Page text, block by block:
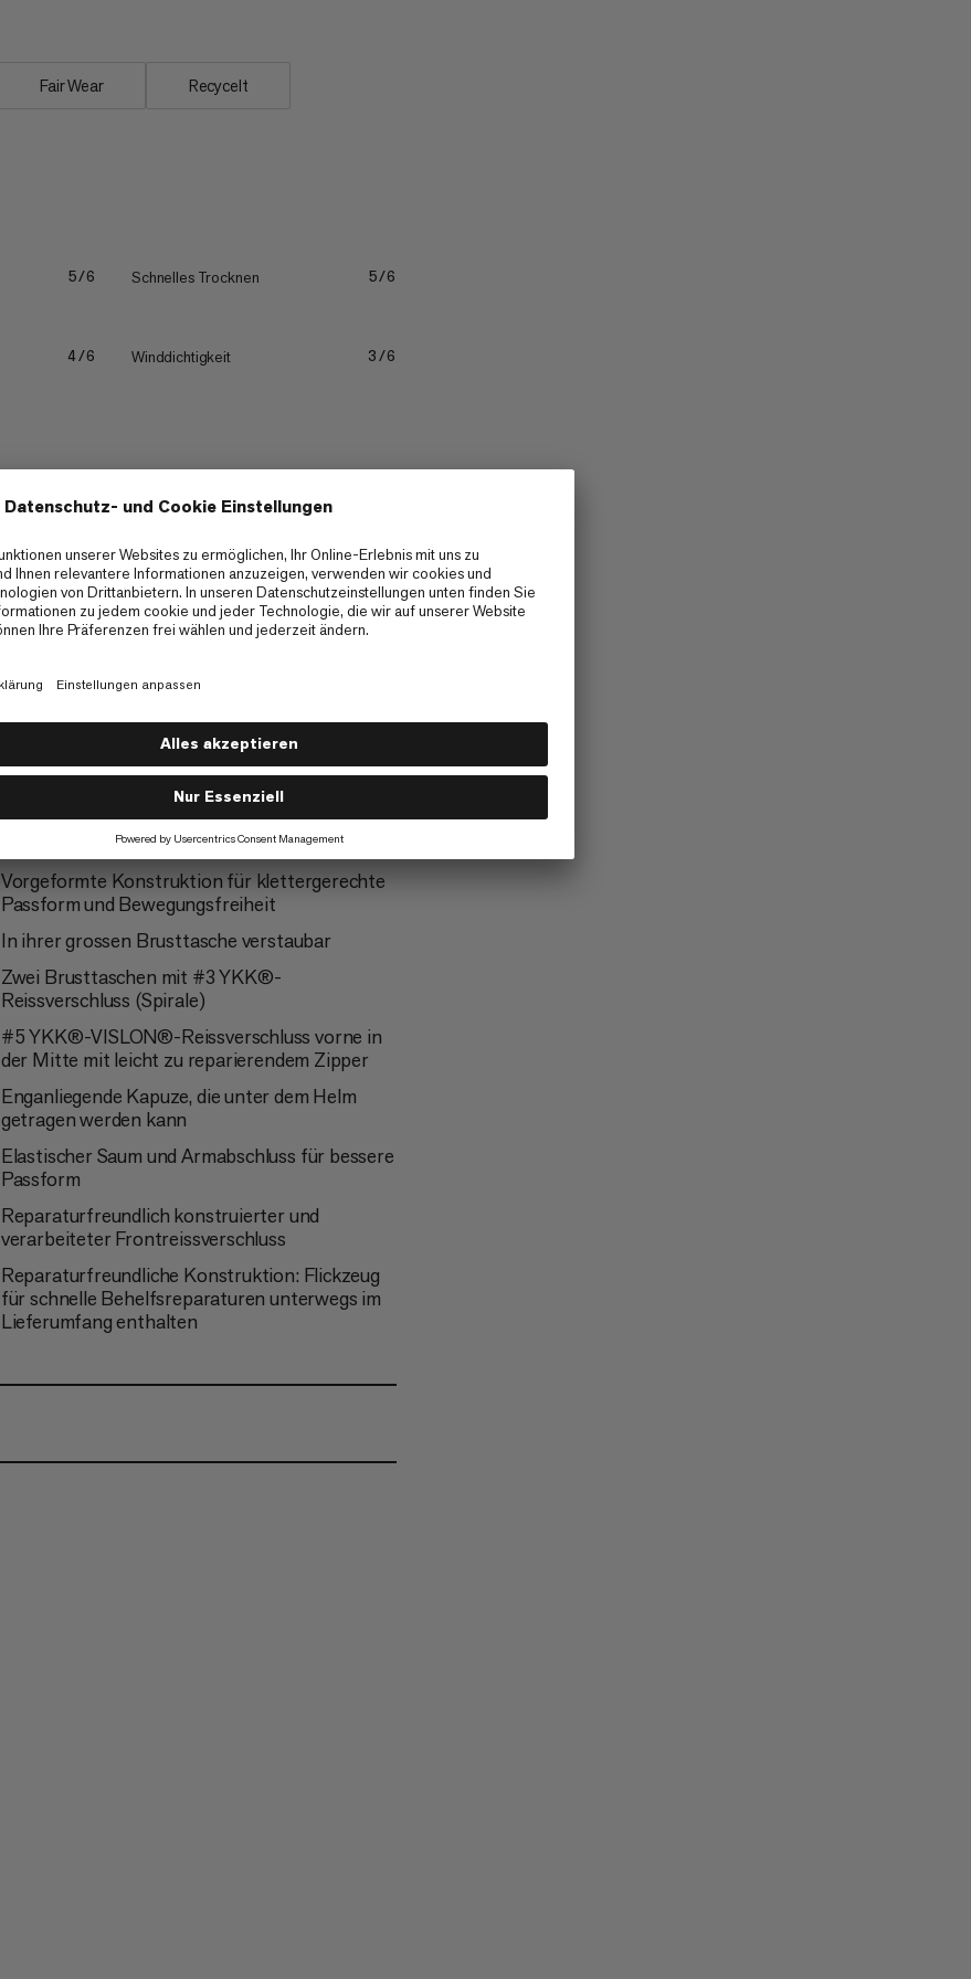
Fair Wear Recycelt
5/6 Schnelles Trocknen 5/6
4/6 Winddichtigkeit 3/6
5/6 Ski Touring
Neutralisierung unangenehmer Gerüche
Vorgeformte Konstruktion für klettergerechte
Passform und Bewegungsfreiheit
In ihrer grossen Brusttasche verstaubar
Zwei Brusttaschen mit #3 YKK®-
Reissverschluss (Spirale)
#5 YKK®-VISLON®-Reissverschluss vorne in
der Mitte mit leicht zu reparierendem Zipper
Enganliegende Kapuze, die unter dem Helm
getragen werden kann
Elastischer Saum und Armabschluss für bessere
Passform
Reparaturfreundlich konstruierter und
verarbeiteter Frontreissverschluss
Reparaturfreundliche Konstruktion: Flickzeug
für schnelle Behelfsreparaturen unterwegs im
Lieferumfang enthalten